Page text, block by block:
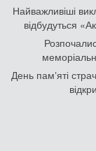
Найважливіші
відбудуться
День памʼяті